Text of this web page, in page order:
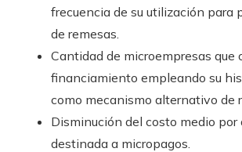
frecuencia de su utilización para
de remesas.
Cantidad de microempresas que
financiamiento empleando su
como mecanismo alternativo de
Disminución del costo medio por
destinada a micropagos.